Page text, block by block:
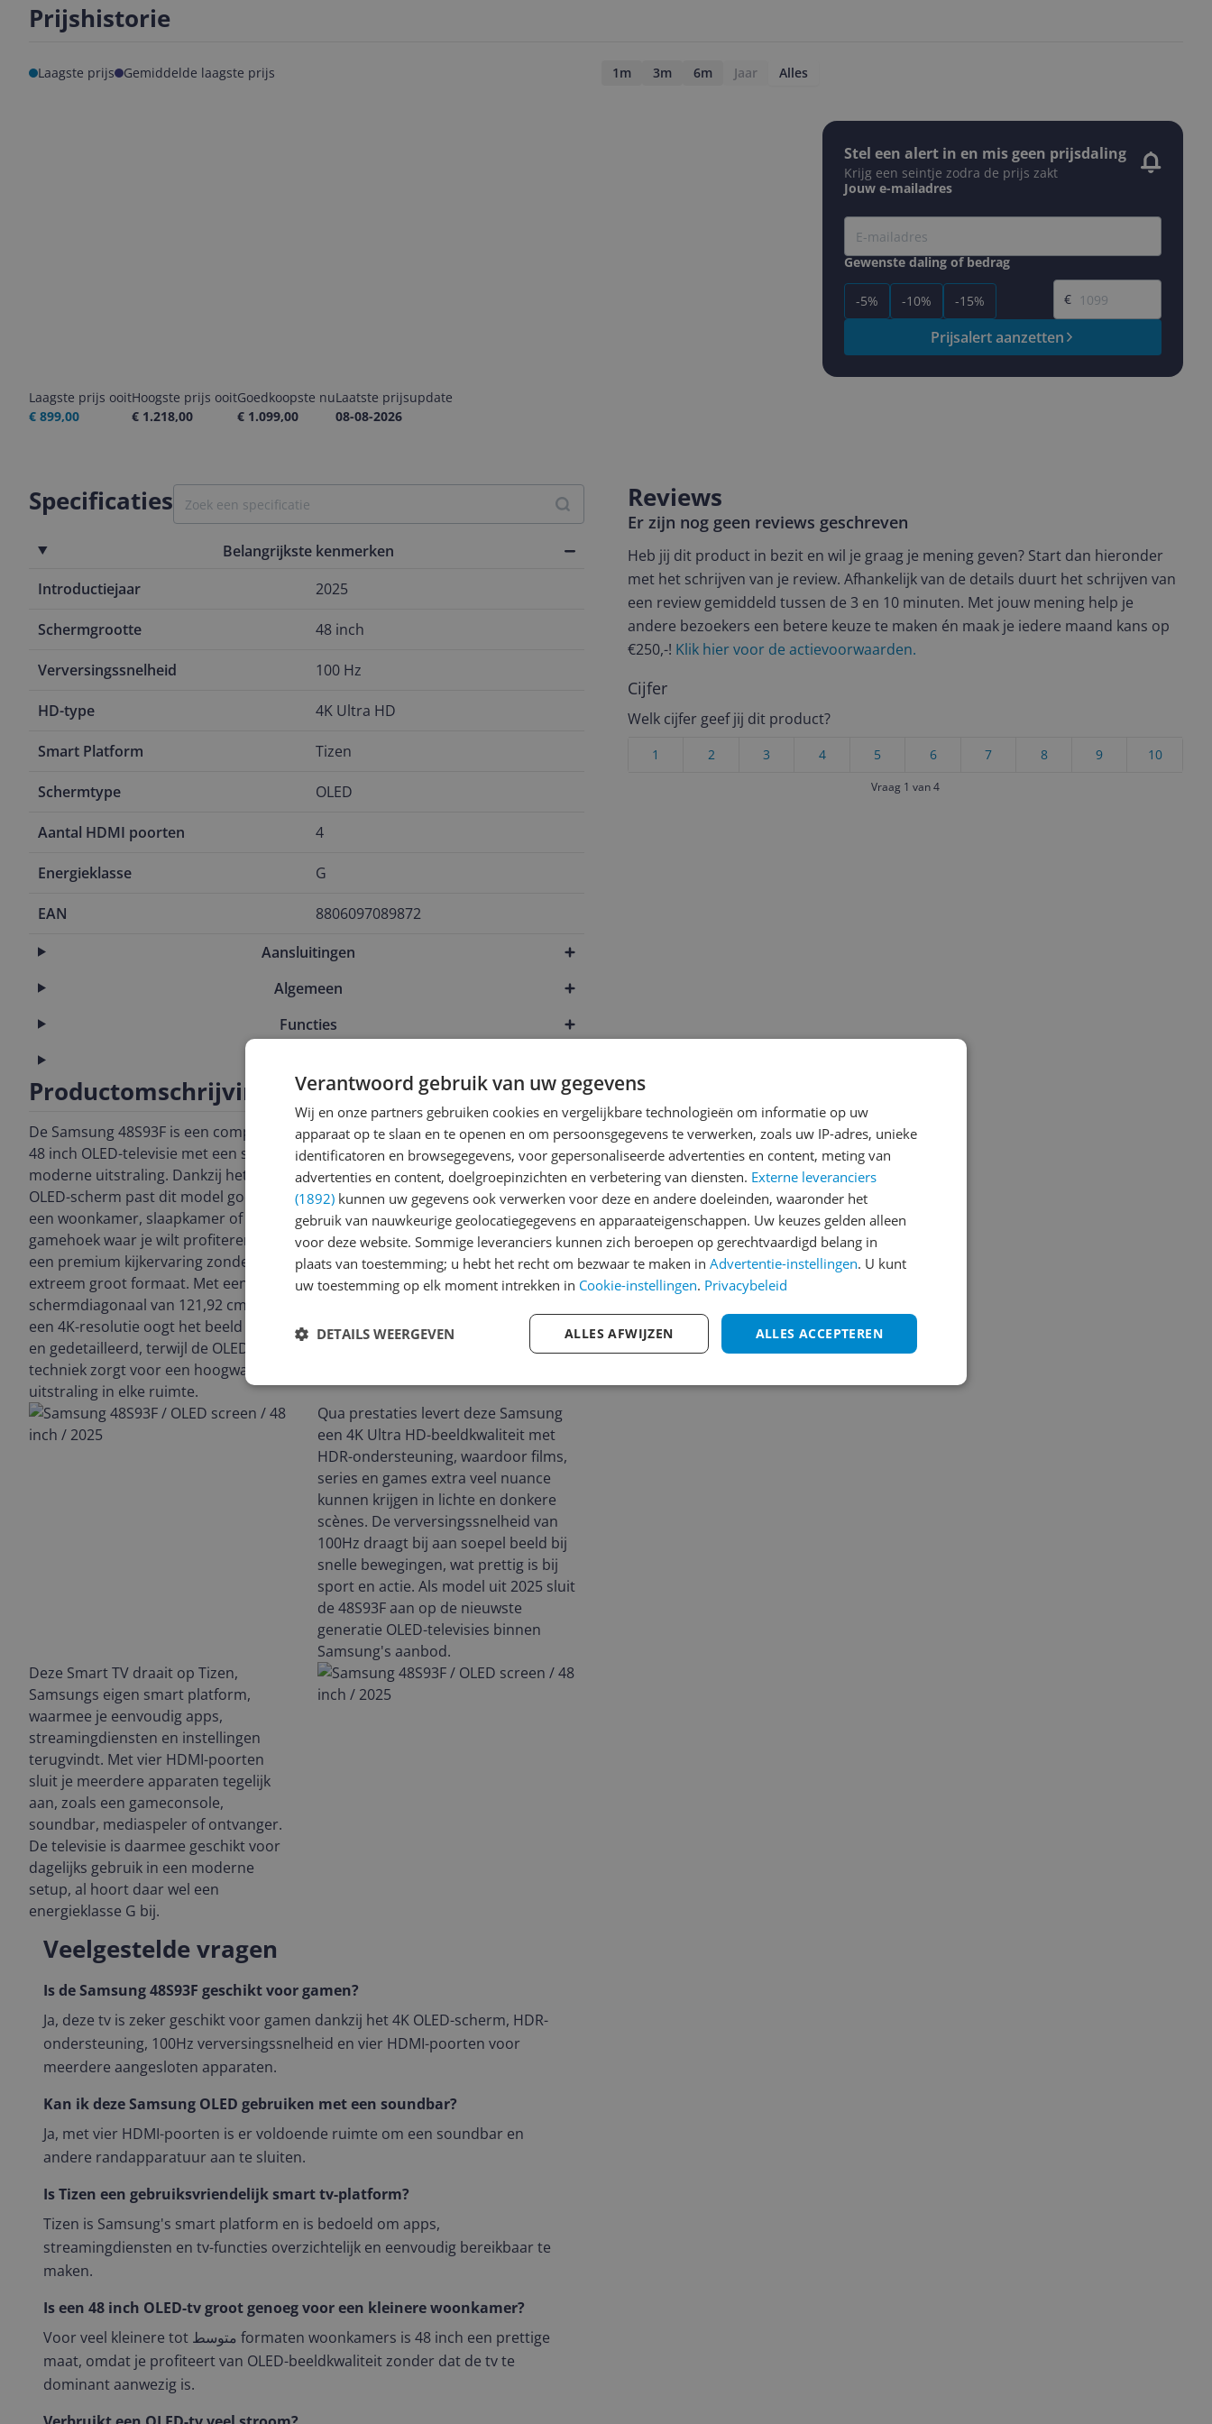
Prijshistorie
Laagste prijs Gemiddelde laagste prijs 1m 3m 6m Jaar Alles
Laagste prijs ooit
€ 899,00
Hoogste prijs ooit
€ 1.218,00
Goedkoopste nu
€ 1.099,00
Laatste prijsupdate
08-08-2026
Stel een alert in en mis geen prijsdaling
Krijg een seintje zodra de prijs zakt
Jouw e-mailadres
Gewenste daling of bedrag
-5% -10% -15%
Gewenste prijs
€
Prijsalert aanzetten
Specificaties
Belangrijkste kenmerken
Introductiejaar
2025
Schermgrootte 48 inch
Verversingssnelheid 100 Hz
HD-type 4K Ultra HD
Smart Platform Tizen
Schermtype OLED
Aantal HDMI poorten 4
Energieklasse G
EAN
8806097089872
Aansluitingen
Algemeen
Functies
Productomschrijving
De Samsung 48S93F is een compacte
48 inch OLED-televisie met een strakke,
moderne uitstraling. Dankzij het slanke
OLED-scherm past dit model goed in
een woonkamer, slaapkamer of
gamehoek waar je wilt profiteren van
een premium kijkervaring zonder een
extreem groot formaat. Met een
schermdiagonaal van 121,92 cm en
een 4K-resolutie oogt het beeld scherp
en gedetailleerd, terwijl de OLED-
techniek zorgt voor een hoogwaardige
uitstraling in elke ruimte.
Qua prestaties levert deze Samsung
een 4K Ultra HD-beeldkwaliteit met
HDR-ondersteuning, waardoor films,
series en games extra veel nuance
kunnen krijgen in lichte en donkere
scènes. De verversingssnelheid van
100Hz draagt bij aan soepel beeld bij
snelle bewegingen, wat prettig is bij
sport en actie. Als model uit 2025 sluit
de 48S93F aan op de nieuwste
generatie OLED-televisies binnen
Samsung's aanbod.
Deze Smart TV draait op Tizen,
Samsungs eigen smart platform,
waarmee je eenvoudig apps,
streamingdiensten en instellingen
terugvindt. Met vier HDMI-poorten
sluit je meerdere apparaten tegelijk
aan, zoals een gameconsole,
soundbar, mediaspeler of ontvanger.
De televisie is daarmee geschikt voor
dagelijks gebruik in een moderne
setup, al hoort daar wel een
energieklasse G bij.
Veelgestelde vragen
Is de Samsung 48S93F geschikt voor gamen?
Ja, deze tv is zeker geschikt voor gamen dankzij het 4K OLED-scherm, HDR-
ondersteuning, 100Hz verversingssnelheid en vier HDMI-poorten voor
meerdere aangesloten apparaten.
Kan ik deze Samsung OLED gebruiken met een soundbar?
Ja, met vier HDMI-poorten is er voldoende ruimte om een soundbar en
andere randapparatuur aan te sluiten.
Is Tizen een gebruiksvriendelijk smart tv-platform?
Tizen is Samsung's smart platform en is bedoeld om apps,
streamingdiensten en tv-functies overzichtelijk en eenvoudig bereikbaar te
maken.
Is een 48 inch OLED-tv groot genoeg voor een kleinere woonkamer?
Voor veel kleinere tot متوسط formaten woonkamers is 48 inch een prettige
maat, omdat je profiteert van OLED-beeldkwaliteit zonder dat de tv te
dominant aanwezig is.
Reviews
Er zijn nog geen reviews geschreven
Heb jij dit product in bezit en wil je graag je mening geven? Start dan hieronder
met het schrijven van je review. Afhankelijk van de details duurt het schrijven van
een review gemiddeld tussen de 3 en 10 minuten. Met jouw mening help je
andere bezoekers een betere keuze te maken én maak je iedere maand kans op
€250,-! Klik hier voor de actievoorwaarden.
Cijfer
Welk cijfer geef jij dit product?
10
9
8
7
6
5
4
3
2
1
Vraag 1 van 4
Verantwoord gebruik van uw gegevens
Wij en onze partners gebruiken cookies en vergelijkbare technologieën om informatie op uw
apparaat op te slaan en te openen en om persoonsgegevens te verwerken, zoals uw IP-adres, unieke
identificatoren en browsegegevens, voor gepersonaliseerde advertenties en content, meting van
advertenties en content, doelgroepinzichten en verbetering van diensten. Externe leveranciers
(1892) kunnen uw gegevens ook verwerken voor deze en andere doeleinden, waaronder het
gebruik van nauwkeurige geolocatiegegevens en apparaateigenschappen. Uw keuzes gelden alleen
voor deze website. Sommige leveranciers kunnen zich beroepen op gerechtvaardigd belang in
plaats van toestemming; u hebt het recht om bezwaar te maken in Advertentie-instellingen. U kunt
uw toestemming op elk moment intrekken in Cookie-instellingen. Privacybeleid
ALLES ACCEPTEREN
ALLES AFWIJZEN
DETAILS WEERGEVEN